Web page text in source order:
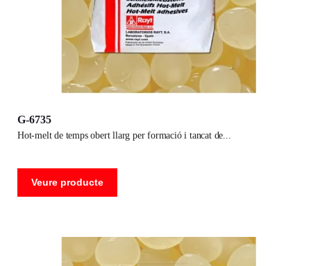
G-6735
hot-melt de temps obert llarg per formació i tancat de
Veure producte